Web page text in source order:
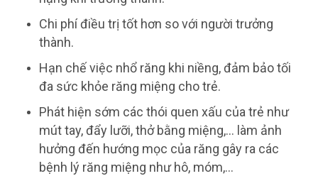
Chi phí điều trị tốt hơn so với người trưởng
thành.
Hạn chế việc nhổ răng khi niềng, đảm bảo tối
đa sức khỏe răng miệng cho trẻ.
Phát hiện sớm các thói quen xấu của trẻ như
mút tay, đẩy lưỡi, thở bằng miệng,... làm ảnh
hưởng đến hướng mọc của răng gây ra các
bệnh lý răng miệng như hô, móm,...